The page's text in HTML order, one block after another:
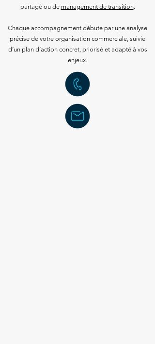
partagé ou de management de transition.
Chaque accompagnement débute par une analyse
précise de votre organisation commerciale, suivie
d’un plan d’action concret, priorisé et adapté à vos
enjeux.